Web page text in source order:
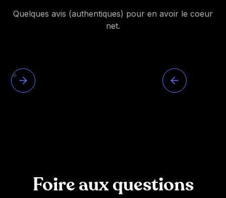
Quelques avis (authentiques) pour en avoir le coeur
net.
Foire aux questions